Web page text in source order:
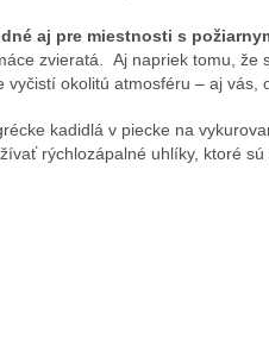
aj pre miestnosti s
zvieratá.
Aj napriek tomu, že
vyčistí okolitú atmosféru – aj vás,
kadidlá v piecke na
rýchlozápalné uhlíky, ktoré sú